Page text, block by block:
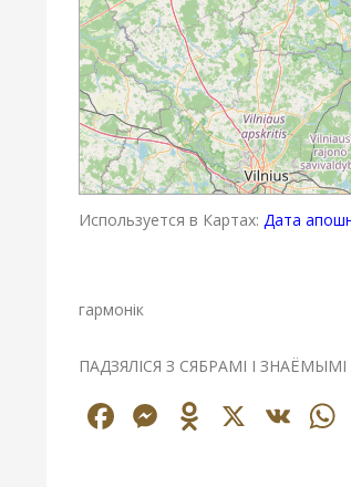
Используется в Картах: Дата
гармонік
ПАДЗЯЛІСЯ З СЯБРАМІ І ЗНАЁМЫМІ
Facebook
Messenger
X VK